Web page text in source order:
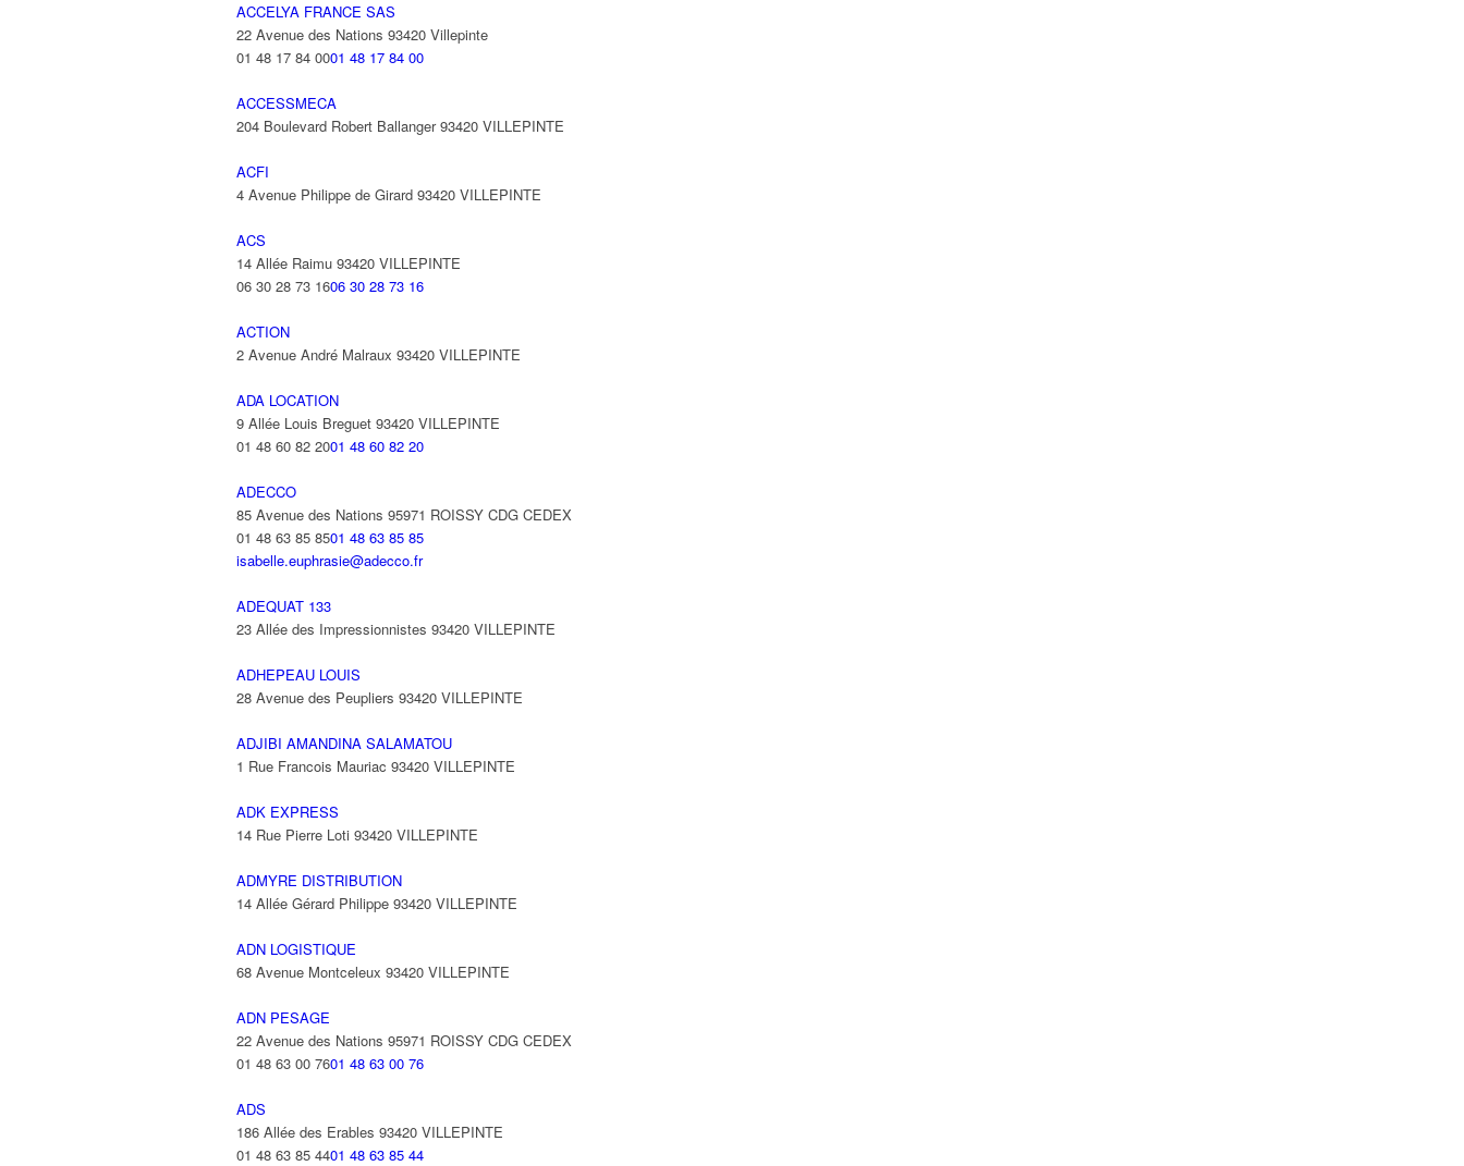
ACCELYA FRANCE SAS
22 Avenue des Nations 93420 Villepinte
01 48 17 84 0001 48 17 84 00
ACCESSMECA
204 Boulevard Robert Ballanger 93420 VILLEPINTE
ACFI
4 Avenue Philippe de Girard 93420 VILLEPINTE
ACS
14 Allée Raimu 93420 VILLEPINTE
06 30 28 73 1606 30 28 73 16
ACTION
2 Avenue André Malraux 93420 VILLEPINTE
ADA LOCATION
9 Allée Louis Breguet 93420 VILLEPINTE
01 48 60 82 2001 48 60 82 20
ADECCO
85 Avenue des Nations 95971 ROISSY CDG CEDEX
01 48 63 85 8501 48 63 85 85
isabelle.euphrasie@adecco.fr
ADEQUAT 133
23 Allée des Impressionnistes 93420 VILLEPINTE
ADHEPEAU LOUIS
28 Avenue des Peupliers 93420 VILLEPINTE
ADJIBI AMANDINA SALAMATOU
1 Rue Francois Mauriac 93420 VILLEPINTE
ADK EXPRESS
14 Rue Pierre Loti 93420 VILLEPINTE
ADMYRE DISTRIBUTION
14 Allée Gérard Philippe 93420 VILLEPINTE
ADN LOGISTIQUE
68 Avenue Montceleux 93420 VILLEPINTE
ADN PESAGE
22 Avenue des Nations 95971 ROISSY CDG CEDEX
01 48 63 00 7601 48 63 00 76
ADS
186 Allée des Erables 93420 VILLEPINTE
01 48 63 85 4401 48 63 85 44